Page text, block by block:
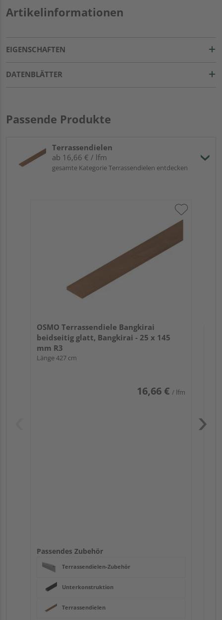
Artikelinformationen
EIGENSCHAFTEN
DATENBLÄTTER
Passende Produkte
Terrassendielen
ab 16,66 € / lfm
gesamte Kategorie Terrassendielen entdecken
OSMO Terrassendiele Bangkirai
beidseitig glatt, Bangkirai - 25 x 145
mm R3
Länge 427 cm
16,66 € / lfm
Passendes Zubehör
Terrassendielen-Zubehör
Unterkonstruktion
Terrassendielen